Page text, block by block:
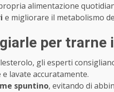
alimentazione
e migliorare il metabolismo
per
gli esperti
lavate accuratamente.
spuntino, evitando di